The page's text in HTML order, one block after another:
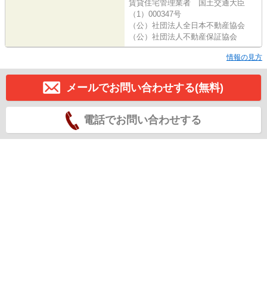
賃貸住宅管理業者 国土交通大臣
（1）000347号
（公）社団法人全日本不動産協会
（公）社団法人不動産保証協会
情報の見方
メールでお問い合わせする(無料)
電話でお問い合わせする